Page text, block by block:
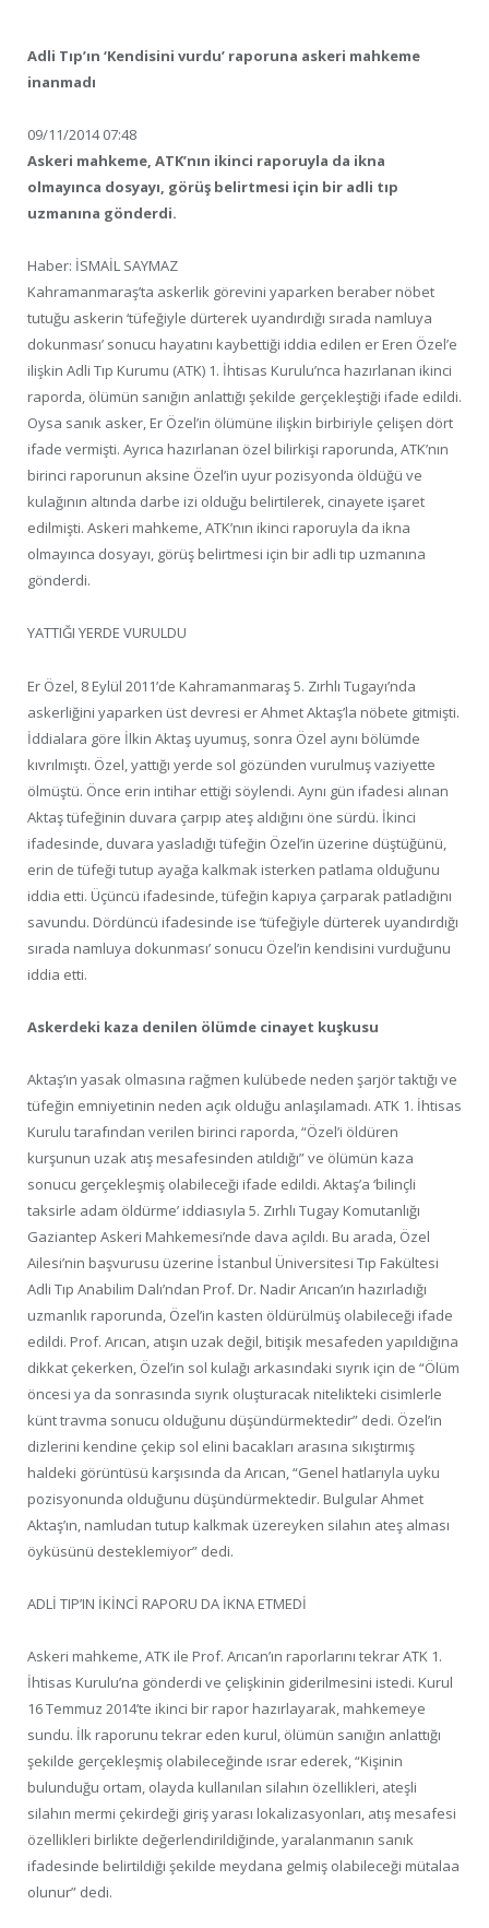
Adli Tıp’ın ‘Kendisini vurdu’ raporuna askeri mahkeme
inanmadı
09/11/2014 07:48
Askeri mahkeme, ATK’nın ikinci raporuyla da ikna
olmayınca dosyayı, görüş belirtmesi için bir adli tıp
uzmanına gönderdi.
Haber: İSMAİL SAYMAZ
Kahramanmaraş’ta askerlik görevini yaparken beraber nöbet
tutuğu askerin ‘tüfeğiyle dürterek uyandırdığı sırada namluya
dokunması’ sonucu hayatını kaybettiği iddia edilen er Eren Özel’e
ilişkin Adli Tıp Kurumu (ATK) 1. İhtisas Kurulu’nca hazırlanan ikinci
raporda, ölümün sanığın anlattığı şekilde gerçekleştiği ifade edildi.
Oysa sanık asker, Er Özel’in ölümüne ilişkin birbiriyle çelişen dört
ifade vermişti. Ayrıca hazırlanan özel bilirkişi raporunda, ATK’nın
birinci raporunun aksine Özel’in uyur pozisyonda öldüğü ve
kulağının altında darbe izi olduğu belirtilerek, cinayete işaret
edilmişti. Askeri mahkeme, ATK’nın ikinci raporuyla da ikna
olmayınca dosyayı, görüş belirtmesi için bir adli tıp uzmanına
gönderdi.
YATTIĞI YERDE VURULDU
Er Özel, 8 Eylül 2011’de Kahramanmaraş 5. Zırhlı Tugayı’nda
askerliğini yaparken üst devresi er Ahmet Aktaş’la nöbete gitmişti.
İddialara göre İlkin Aktaş uyumuş, sonra Özel aynı bölümde
kıvrılmıştı. Özel, yattığı yerde sol gözünden vurulmuş vaziyette
ölmüştü. Önce erin intihar ettiği söylendi. Aynı gün ifadesi alınan
Aktaş tüfeğinin duvara çarpıp ateş aldığını öne sürdü. İkinci
ifadesinde, duvara yasladığı tüfeğin Özel’in üzerine düştüğünü,
erin de tüfeği tutup ayağa kalkmak isterken patlama olduğunu
iddia etti. Üçüncü ifadesinde, tüfeğin kapıya çarparak patladığını
savundu. Dördüncü ifadesinde ise ‘tüfeğiyle dürterek uyandırdığı
sırada namluya dokunması’ sonucu Özel’in kendisini vurduğunu
iddia etti.
Askerdeki kaza denilen ölümde cinayet kuşkusu
Aktaş’ın yasak olmasına rağmen kulübede neden şarjör taktığı ve
tüfeğin emniyetinin neden açık olduğu anlaşılamadı. ATK 1. İhtisas
Kurulu tarafından verilen birinci raporda, “Özel’i öldüren
kurşunun uzak atış mesafesinden atıldığı” ve ölümün kaza
sonucu gerçekleşmiş olabileceği ifade edildi. Aktaş’a ‘bilinçli
taksirle adam öldürme’ iddiasıyla 5. Zırhlı Tugay Komutanlığı
Gaziantep Askeri Mahkemesi’nde dava açıldı. Bu arada, Özel
Ailesi’nin başvurusu üzerine İstanbul Üniversitesi Tıp Fakültesi
Adli Tıp Anabilim Dalı’ndan Prof. Dr. Nadir Arıcan’ın hazırladığı
uzmanlık raporunda, Özel’in kasten öldürülmüş olabileceği ifade
edildi. Prof. Arıcan, atışın uzak değil, bitişik mesafeden yapıldığına
dikkat çekerken, Özel’in sol kulağı arkasındaki sıyrık için de “Ölüm
öncesi ya da sonrasında sıyrık oluşturacak nitelikteki cisimlerle
künt travma sonucu olduğunu düşündürmektedir” dedi. Özel’in
dizlerini kendine çekip sol elini bacakları arasına sıkıştırmış
haldeki görüntüsü karşısında da Arıcan, “Genel hatlarıyla uyku
pozisyonunda olduğunu düşündürmektedir. Bulgular Ahmet
Aktaş’ın, namludan tutup kalkmak üzereyken silahın ateş alması
öyküsünü desteklemiyor” dedi.
ADLİ TIP’IN İKİNCİ RAPORU DA İKNA ETMEDİ
Askeri mahkeme, ATK ile Prof. Arıcan’ın raporlarını tekrar ATK 1.
İhtisas Kurulu’na gönderdi ve çelişkinin giderilmesini istedi. Kurul
16 Temmuz 2014’te ikinci bir rapor hazırlayarak, mahkemeye
sundu. İlk raporunu tekrar eden kurul, ölümün sanığın anlattığı
şekilde gerçekleşmiş olabileceğinde ısrar ederek, “Kişinin
bulunduğu ortam, olayda kullanılan silahın özellikleri, ateşli
silahın mermi çekirdeği giriş yarası lokalizasyonları, atış mesafesi
özellikleri birlikte değerlendirildiğinde, yaralanmanın sanık
ifadesinde belirtildiği şekilde meydana gelmiş olabileceği mütalaa
olunur” dedi.